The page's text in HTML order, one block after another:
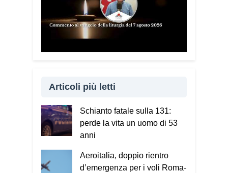
Articoli più letti
Schianto fatale sulla 131:
perde la vita un uomo di 53
anni
Aeroitalia, doppio rientro
d’emergenza per i voli Roma-